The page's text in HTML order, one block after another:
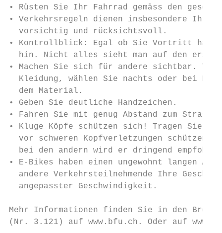
• Rüsten Sie Ihr Fahrrad gemäss den
• Verkehrsregeln dienen insbesondere
  vorsichtig und rücksichtsvoll.
• Kontrollblick: Egal ob Sie Vortritt haben
hin. Nicht alles sieht man auf den
• Machen Sie sich für andere sichtbar.
Kleidung, wählen Sie nachts oder bei
  dem Material.
• Geben Sie deutliche Handzeichen.
• Fahren Sie mit genug Abstand zum
• Kluge Köpfe schützen sich! Tragen Sie
vor schweren Kopfverletzungen schützen.
bei den andern wird er dringend
• E-Bikes haben einen ungewohnt langen
andere Verkehrsteilnehmende Ihre
  angepasster Geschwindigkeit.
Mehr Informationen finden Sie in den
(Nr. 3.121) auf www.bfu.ch. Oder auf